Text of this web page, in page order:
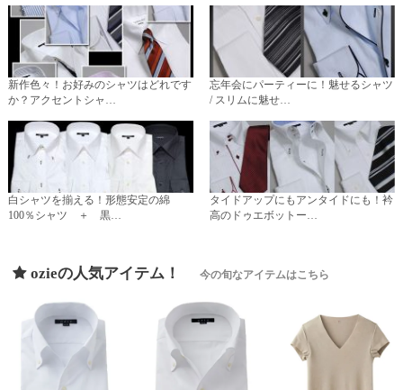
新作色々！お好みのシャツはどれです
か？アクセントシャ…
忘年会にパーティーに！魅せるシャツ
/ スリムに魅せ…
白シャツを揃える！形態安定の綿
100％シャツ ＋ 黒…
タイドアップにもアンタイドにも！衿
高のドゥエボットー…
ozieの人気アイテム！ 今の旬なアイテムはこちら